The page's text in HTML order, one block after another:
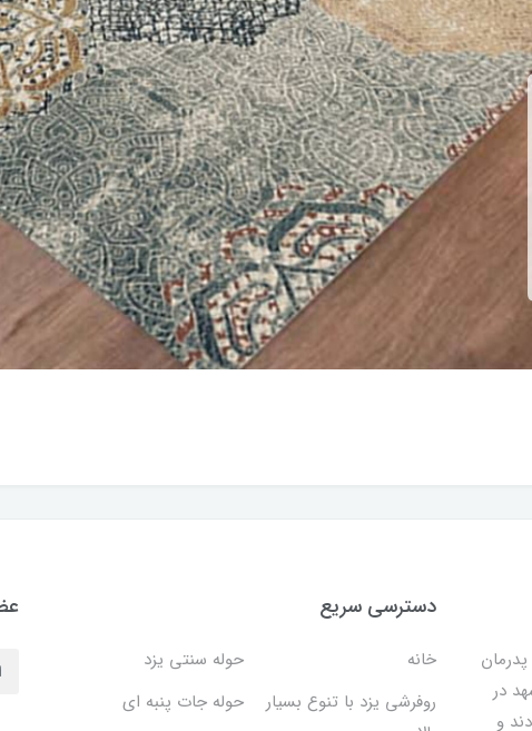
پدرمان
در
و
دسترسی سریع
خانه
حوله سنتی یزد
روفرشی یزد با تنوع بسیار
حوله جات پنبه ای